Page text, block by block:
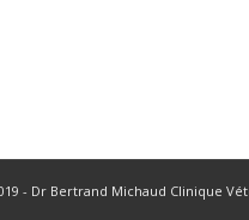
- Dr Bertrand Michaud Clinique